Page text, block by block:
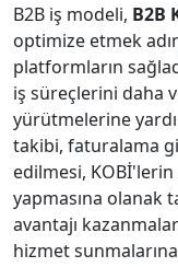
B2B iş modeli, B2B
optimize etmek
platformların
iş süreçlerini daha
yürütmelerine
takibi, faturalama
edilmesi,
yapmasına olanak
avantajı
hizmet